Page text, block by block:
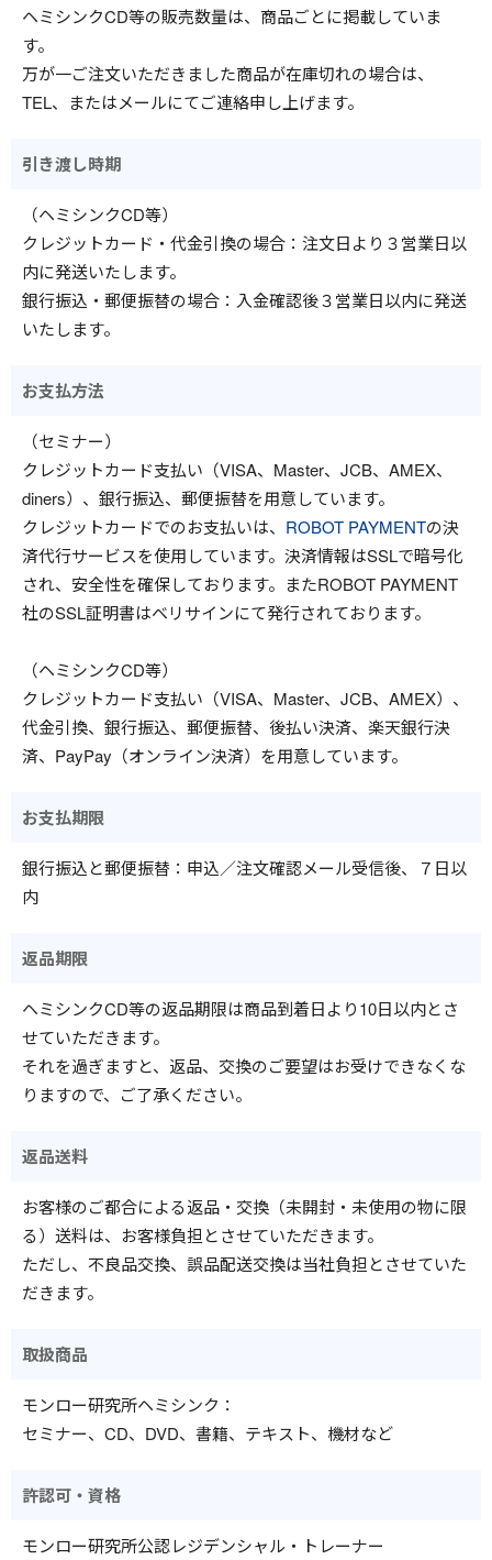
ヘミシンクCD等の販売数量は、商品ごとに掲載していま
す。
万が一ご注文いただきました商品が在庫切れの場合は、
TEL、またはメールにてご連絡申し上げます。
引き渡し時期
（ヘミシンクCD等）
クレジットカード・代金引換の場合：注文日より３営業日以
内に発送いたします。
銀行振込・郵便振替の場合：入金確認後３営業日以内に発送
いたします。
お支払方法
（セミナー）
クレジットカード支払い（VISA、Master、JCB、AMEX、
diners）、銀行振込、郵便振替を用意しています。
クレジットカードでのお支払いは、 ROBOT PAYMENTの決
済代行サービスを使用しています。決済情報はSSLで暗号化
され、安全性を確保しております。またROBOT PAYMENT
社のSSL証明書はベリサインにて発行されております。
（ヘミシンクCD等）
クレジットカード支払い（VISA、Master、JCB、AMEX）、
代金引換、銀行振込、郵便振替、後払い決済、楽天銀行決
済、PayPay（オンライン決済）を用意しています。
お支払期限
銀行振込と郵便振替：申込／注文確認メール受信後、７日以
内
返品期限
ヘミシンクCD等の返品期限は商品到着日より10日以内とさ
せていただきます。
それを過ぎますと、返品、交換のご要望はお受けできなくな
りますので、ご了承ください。
返品送料
お客様のご都合による返品・交換（未開封・未使用の物に限
る）送料は、お客様負担とさせていただきます。
ただし、不良品交換、誤品配送交換は当社負担とさせていた
だきます。
取扱商品
モンロー研究所ヘミシンク：
セミナー、CD、DVD、書籍、テキスト、機材など
許認可・資格
モンロー研究所公認レジデンシャル・トレーナー